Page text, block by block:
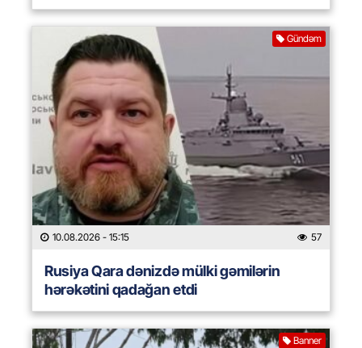
Gündəm
10.08.2026 - 15:15 57
Rusiya Qara dənizdə mülki gəmilərin
hərəkətini qadağan etdi
Banner